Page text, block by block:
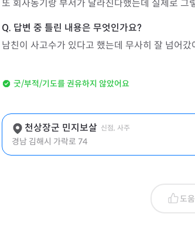
또 회사동기랑 부서가 달라진다했는데 실제로 그
남친이 사고수가 있다고 했는데 무사히 잘 넘어갔
굿/부적/기도를 권유하지 않았어요
천상장군 민지보살 신점, 사주
경남 김해시 가락로 74
도